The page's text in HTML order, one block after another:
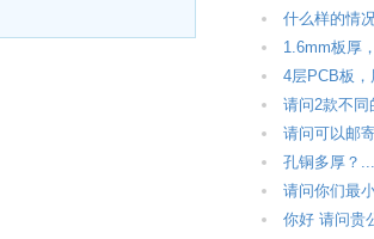
什么样的情况下
1.6mm板厚，有局部BGA芯片，焊盘间
4层PCB板
请问2款不同的板
请问可以邮
孔铜多厚？
请问你们最小的线宽
你好 请问贵公司